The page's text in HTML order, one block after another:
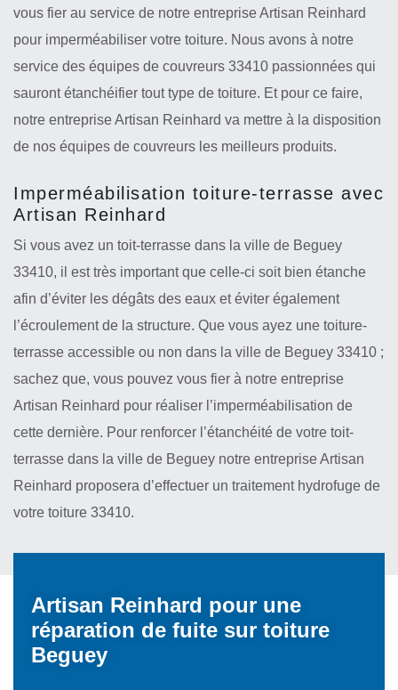
vous fier au service de notre entreprise Artisan Reinhard
pour imperméabiliser votre toiture. Nous avons à notre
service des équipes de couvreurs 33410 passionnées qui
sauront étanchéifier tout type de toiture. Et pour ce faire,
notre entreprise Artisan Reinhard va mettre à la disposition
de nos équipes de couvreurs les meilleurs produits.
Imperméabilisation toiture-terrasse avec
Artisan Reinhard
Si vous avez un toit-terrasse dans la ville de Beguey
33410, il est très important que celle-ci soit bien étanche
afin d’éviter les dégâts des eaux et éviter également
l’écroulement de la structure. Que vous ayez une toiture-
terrasse accessible ou non dans la ville de Beguey 33410 ;
sachez que, vous pouvez vous fier à notre entreprise
Artisan Reinhard pour réaliser l’imperméabilisation de
cette dernière. Pour renforcer l’étanchéité de votre toit-
terrasse dans la ville de Beguey notre entreprise Artisan
Reinhard proposera d’effectuer un traitement hydrofuge de
votre toiture 33410.
Artisan Reinhard pour une
réparation de fuite sur toiture
Beguey